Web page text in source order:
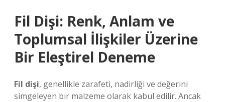
Fil Dişi: Renk, Anlam ve
Toplumsal İlişkiler Üzerine
Bir Eleştirel Deneme
Fil dişi, genellikle zarafeti, nadirliği ve değerini
simgeleyen bir malzeme olarak kabul edilir. Ancak